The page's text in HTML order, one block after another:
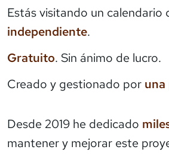
Estás visitando un calendario
independiente.
Gratuito. Sin ánimo de lucro.
Creado y gestionado por una
Desde 2019 he dedicado
mantener y mejorar este